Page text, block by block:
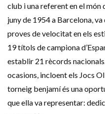
club i una referent en el món
juny de 1954 a Barcelona,
proves de velocitat en els
19 títols de campiona
establir 21 rècords
ocasions, incloent els Jocs
torneig benjamí és una
que ella va representar: